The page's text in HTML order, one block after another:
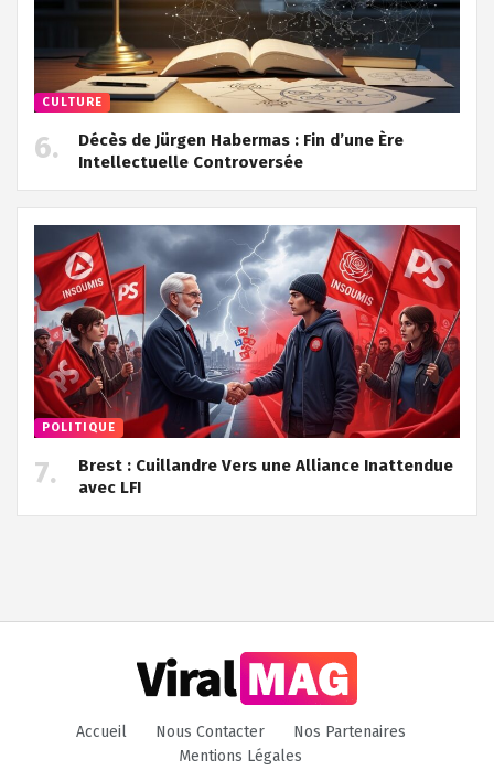
CULTURE
Décès de Jürgen Habermas : Fin d’une Ère
Intellectuelle Controversée
POLITIQUE
Brest : Cuillandre Vers une Alliance Inattendue
avec LFI
Accueil Nous Contacter
Nos Partenaires
Mentions Légales